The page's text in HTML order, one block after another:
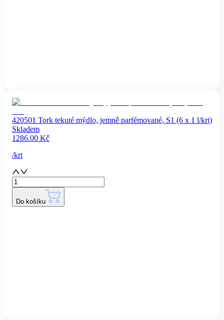
420501 Tork tekuté mýdlo, jemně parfémované, S1 (6 x 1 l/krt)
Skladem
1286.00 Kč
/krt
Do košíku